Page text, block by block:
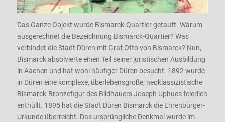
Das Ganze Objekt wurde Bismarck-Quartier getauft. Warum
ausgerechnet die Bezeichnung Bismarck-Quartier? Was
verbindet die Stadt Düren mit Graf Otto von Bismarck? Nun,
Bismarck absolvierte einen Teil seiner juristischen Ausbildung
in Aachen und hat wohl häufiger Düren besucht. 1892 wurde
in Düren eine komplexe, überlebensgroße, neoklassizistische
Bismarck-Bronzefigur des Bildhauers Joseph Uphues feierlich
enthüllt. 1895 hat die Stadt Düren Bismarck die Ehrenbürger-
Urkunde überreicht. Das ursprüngliche Denkmal wurde im